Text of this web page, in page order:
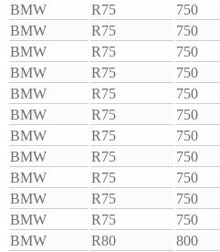
BMW
R75 750
BMW
R75 750
BMW
R75 750
BMW
R75 750
BMW
R75 750
BMW
R75 750
BMW
R75 750
BMW
R75 750
BMW
R75 750
BMW
R75 750
BMW
R75 750
BMW
R80 800